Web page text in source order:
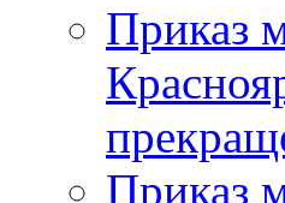
Приказ
Приказ